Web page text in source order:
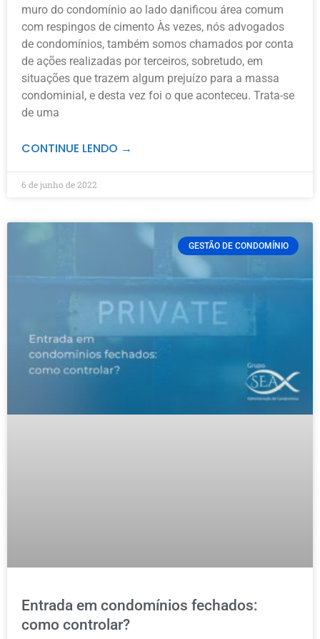
muro do condomínio ao lado danificou área comum
com respingos de cimento Às vezes, nós advogados
de condomínios, também somos chamados por conta
de ações realizadas por terceiros, sobretudo, em
situações que trazem algum prejuízo para a massa
condominial, e desta vez foi o que aconteceu. Trata-se
de uma
CONTINUE LENDO →
6 de junho de 2022
GESTÃO DE CONDOMÍNIO
Entrada em condomínios fechados:
como controlar?